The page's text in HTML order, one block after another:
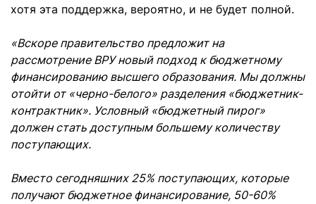
хотя эта поддержка, вероятно, и не будет полной.
«Вскоре правительство предложит на
рассмотрение ВРУ новый подход к бюджетному
финансированию высшего образования. Мы должны
отойти от «черно-белого» разделения «бюджетник-
контрактник». Условный «бюджетный пирог»
должен стать доступным большему количеству
поступающих.
Вместо сегодняшних 25% поступающих, которые
получают бюджетное финансирование, 50-60%